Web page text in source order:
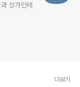
상가인테
더보기